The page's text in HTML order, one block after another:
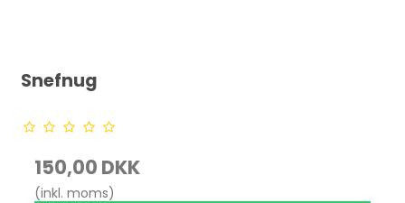
Snefnug
150,00 DKK
(inkl. moms)